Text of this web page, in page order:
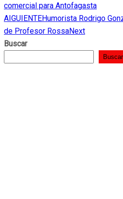
comercial para Antofagasta
AIGUIENTEHumorista Rodrigo
de Profesor RossaNext
Buscar
Buscar